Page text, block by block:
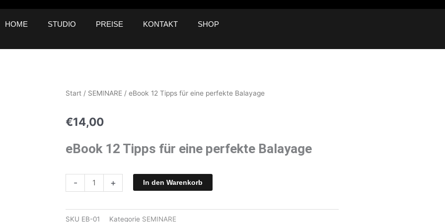
HOME STUDIO PREISE KONTAKT SHOP
Start / SEMINARE / eBook 12 Tipps für eine perfekte Balayage
€14,00
eBook 12 Tipps für eine perfekte Balayage
-
12
für
+ In den Warenkorb
SKU EB-01 Kategorie SEMINARE